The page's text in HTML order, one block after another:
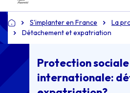
Accueil S'implanter en France
La
Détachement et expatriation
Protection
internationale: